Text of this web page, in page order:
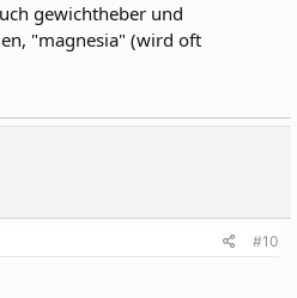
gewichtheber und
"magnesia" (wird oft
#10